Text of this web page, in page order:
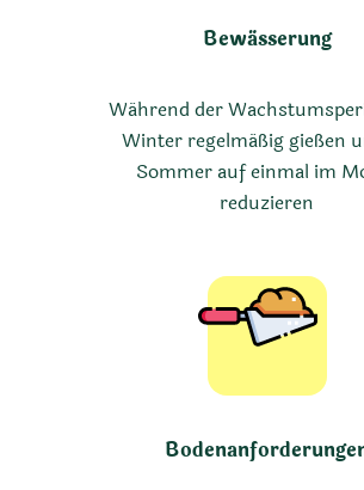
Bewässerung
Während der
Winter regelmäßig gießen
Sommer auf einmal im
reduzieren